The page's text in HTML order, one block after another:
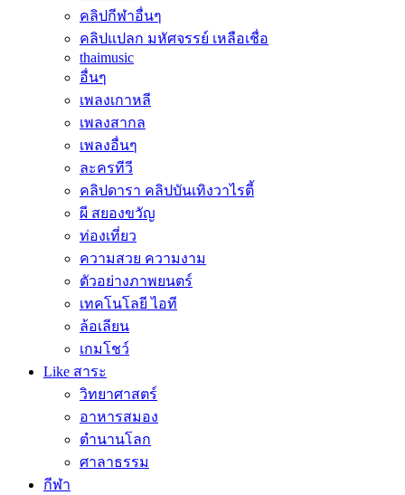
คลิปกีฬาอื่นๆ
คลิปแปลก มหัศจรรย์ เหลือเชื่อ
thaimusic
อื่นๆ
เพลงเกาหลี
เพลงสากล
เพลงอื่นๆ
ละครทีวี
คลิปดารา คลิปบันเทิงวาไรตี้
ผี สยองขวัญ
ท่องเที่ยว
ความสวย ความงาม
ตัวอย่างภาพยนตร์
เทคโนโลยี ไอที
ล้อเลียน
เกมโชว์
Like สาระ
วิทยาศาสตร์
อาหารสมอง
ตำนานโลก
ศาลาธรรม
กีฬา